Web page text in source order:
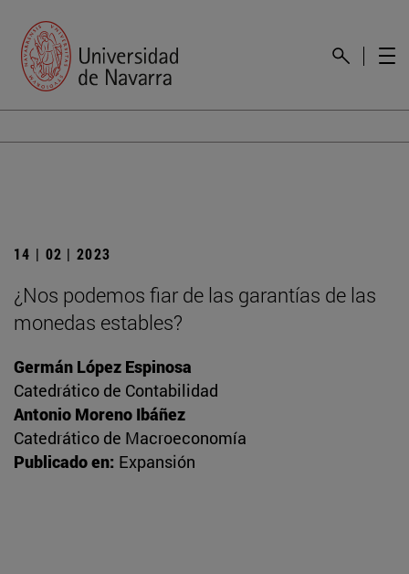
14 | 02 | 2023
¿Nos podemos fiar de las garantías de las
monedas estables?
Germán López Espinosa
Catedrático de Contabilidad
Antonio Moreno Ibáñez
Catedrático de Macroeconomía
Publicado en: Expansión